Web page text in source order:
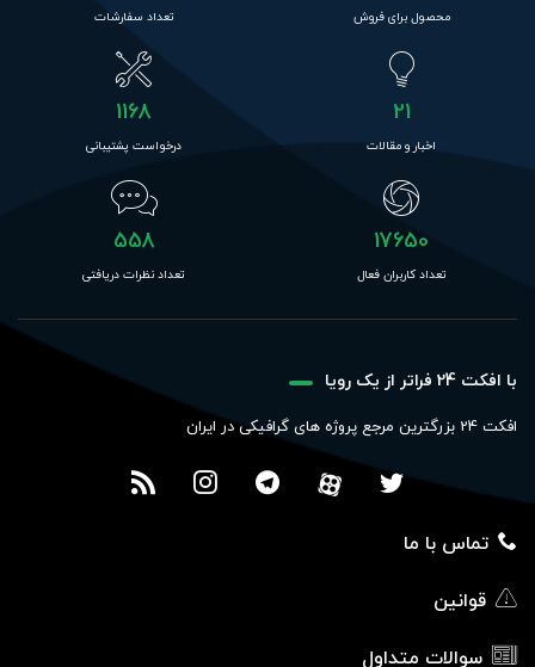
محصول برای فروش تعداد سفارشات
21
اخبار و مقالات
1168
درخواست پشتیبانی
17650
تعداد کاربران فعال
558
تعداد نظرات دریافتی
با افکت 24 فراتر از یک رویا
افکت 24 بزرگترین مرجع پروژه های گرافیکی در ایران
تماس با ما
قوانین
سوالات متداول